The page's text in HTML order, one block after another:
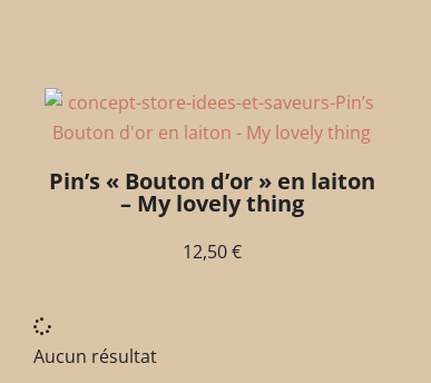
Pin’s « Bouton d’or » en laiton
– My lovely thing
12,50€
Aucun résultat